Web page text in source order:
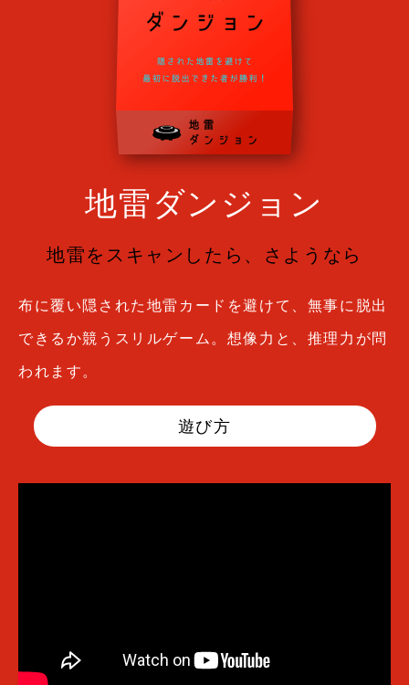
地雷ダンジョン
地雷をスキャンしたら、さようなら
布に覆い隠された地雷カードを避けて、無事に脱出
できるか競うスリルゲーム。想像力と、推理力が問
われます。
遊び方